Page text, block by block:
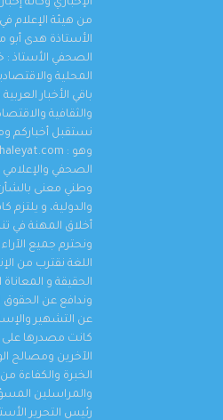
الإخباري وكالة
الأستاذة هدى أبو
الصحفي الأستاذ :
المحلية
باقي الأخبار
والثقافية
نستقبل أخباركم
الصحفي
وطني معنى
والدولية، و يلتزم
أخلاق المهنة في
ونحترم جميع
اللغة نقترب من
الحقيقة و
وندافع عن الحقوق
عن التشهير
كانت مصدرها على
الآخرين ومصالح
الخبرة والكفاءة
والمراسلين
رئيس التحرير
تهنئه للعريس الغالي
محليات مناسبات و أخبار